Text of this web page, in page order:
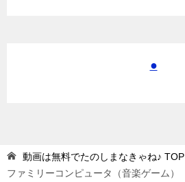
●
動画は無料でたのしまなきゃね♪ TOP
ファミリーコンピュータ（音楽ゲーム）